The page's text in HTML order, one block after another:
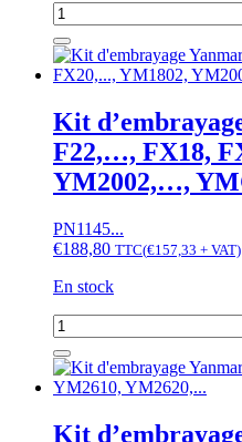
quantité
de
Kit
d'embrayage
F13,
FB15,
KE2,
KE3,
KE4
Kit
F22,…, FX18,
YM2002,…,
PN1145...
€188,80 TTC(€157,33 + VAT)
En stock
quantité
de
Kit
d'embrayage
F18,
Kit